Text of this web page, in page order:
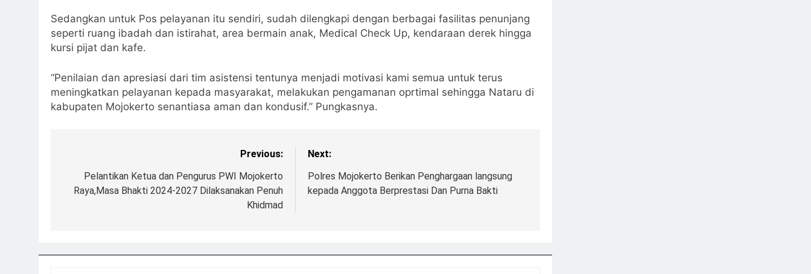
Sedangkan untuk Pos pelayanan itu sendiri, sudah dilengkapi dengan berbagai fasilitas penunjang
seperti ruang ibadah dan istirahat, area bermain anak, Medical Check Up, kendaraan derek hingga
kursi pijat dan kafe.
“Penilaian dan apresiasi dari tim asistensi tentunya menjadi motivasi kami semua untuk terus
meningkatkan pelayanan kepada masyarakat, melakukan pengamanan oprtimal sehingga Nataru di
kabupaten Mojokerto senantiasa aman dan kondusif.” Pungkasnya.
Previous:
Pelantikan Ketua dan Pengurus PWI Mojokerto
Raya,Masa Bhakti 2024-2027 Dilaksanakan Penuh
Khidmad
Next:
Polres Mojokerto Berikan Penghargaan langsung
kepada Anggota Berprestasi Dan Purna Bakti